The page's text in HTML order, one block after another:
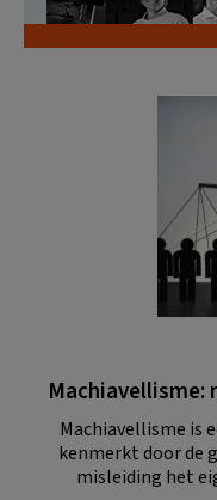
Machiavellisme:
Machiavellisme is
kenmerkt door de
misleiding het